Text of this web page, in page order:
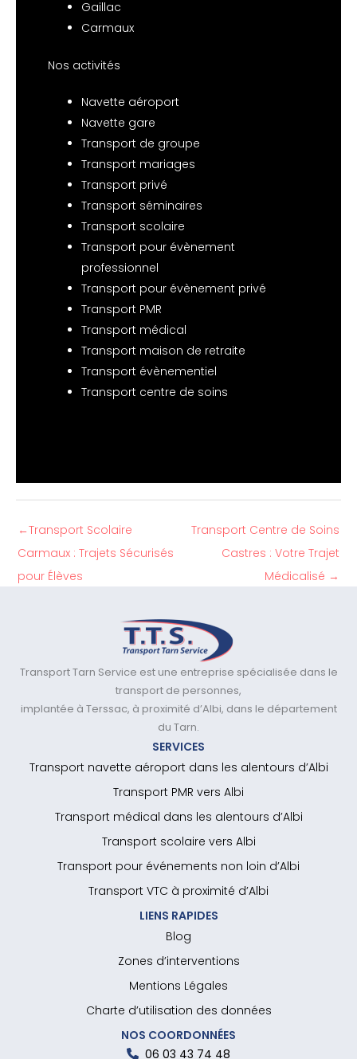
Gaillac
Carmaux
Nos activités
Navette aéroport
Navette gare
Transport de groupe
Transport mariages
Transport privé
Transport séminaires
Transport scolaire
Transport pour évènement
professionnel
Transport pour évènement privé
Transport PMR
Transport médical
Transport maison de retraite
Transport évènementiel
Transport centre de soins
←Transport Scolaire
Carmaux : Trajets Sécurisés
pour Élèves
Transport Centre de Soins
Castres : Votre Trajet
Médicalisé →
Transport Tarn Service est une entreprise spécialisée dans le
transport de personnes,
implantée à Terssac, à proximité d’Albi, dans le département
du Tarn.
SERVICES
Transport navette aéroport dans les alentours d’Albi
Transport PMR vers Albi
Transport médical dans les alentours d’Albi
Transport scolaire vers Albi
Transport pour événements non loin d’Albi
Transport VTC à proximité d’Albi
LIENS RAPIDES
Blog
Zones d’interventions
Mentions Légales
Charte d’utilisation des données
NOS COORDONNÉES
06 03 43 74 48